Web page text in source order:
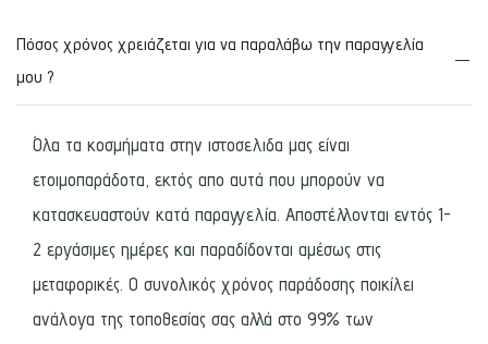
Πόσος χρόνος χρειάζεται για να παραλάβω την παραγγελία
μου ?
Όλα τα κοσμήματα στην ιστοσελιδα μας είναι
ετοιμοπαράδοτα, εκτός απο αυτά που μπορούν να
κατασκευαστούν κατά παραγγελία. Αποστέλλονται εντός 1-
2 εργάσιμες ημέρες και παραδίδονται αμέσως στις
μεταφορικές. Ο συνολικός χρόνος παράδοσης ποικίλει
ανάλογα της τοποθεσίας σας αλλά στο 99% των